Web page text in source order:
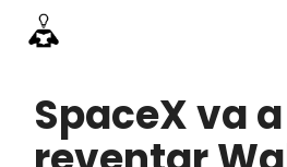
SpaceX va a